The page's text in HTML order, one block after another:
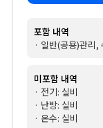
포함 내역
· 일반(공용)관리,
미포함 내역
· 전기: 실비
· 난방: 실비
· 온수: 실비